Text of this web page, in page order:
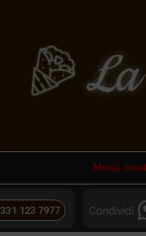
Menù
331 123 7977